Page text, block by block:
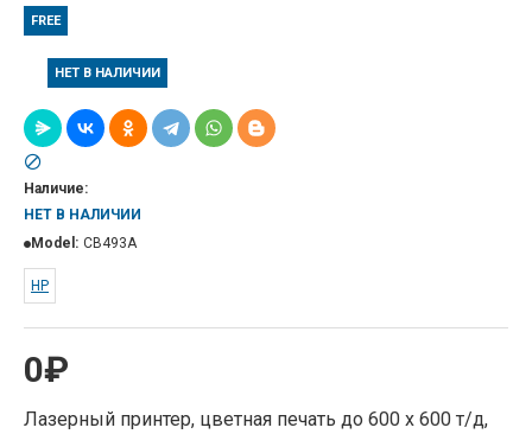
FREE
НЕТ В НАЛИЧИИ
0₽
Наличие:
НЕТ В НАЛИЧИИ
Model: CB493A
HP
Лазерный принтер, цветная печать до 600 x 600 т/д,